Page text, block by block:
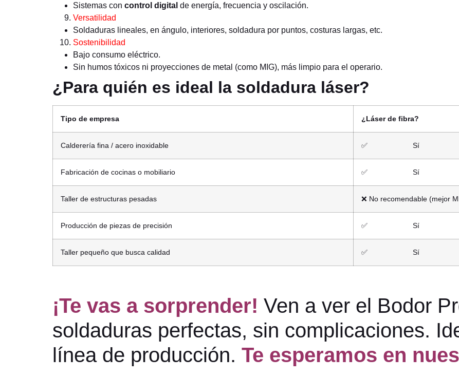
Sistemas con control digital de energía, frecuencia y oscilación.
Versatilidad
Soldaduras lineales, en ángulo, interiores, soldadura por puntos, costuras largas, etc.
Sostenibilidad
Bajo consumo eléctrico.
Sin humos tóxicos ni proyecciones de metal (como MIG), más limpio para el operario.
¿Para quién es ideal la soldadura láser?
Tipo de empresa ¿Láser de fibra?
Calderería fina / acero inoxidable ✅ Sí
Fabricación de cocinas o mobiliario ✅ Sí
Taller de estructuras pesadas ❌ No recomendable (mejor
Producción de piezas de precisión ✅ Sí
Taller pequeño que busca calidad ✅ Sí
¡Te vas a sorprender! Ven a ver el Bodor
soldaduras perfectas, sin complicaciones.
línea de producción. Te esperamos en